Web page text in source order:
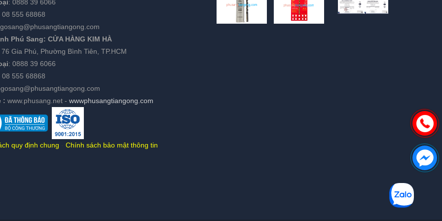
: 0888 39 6066
08 555 68868
Phú Sang: CỬA HÀNG KIM HÀ
76 Gia Phú, Phường Bình Tiên, TP.HCM
: 0888 39 6066
08 555 68868
: www.phusang.net - wwwphusangtiangong.com
quy định chung Chính sách bảo mật thông tin